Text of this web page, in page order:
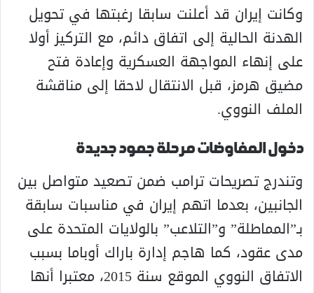
وكانت إيران قد أعلنت سابقا رغبتها في تحويل
الهدنة الحالية إلى اتفاق دائم، مع التركيز أولا
على إنهاء المواجهة العسكرية وإعادة فتح
مضيق هرمز، قبل الانتقال لاحقا إلى مناقشة
الملف النووي.
دخول المفاوضات مرحلة جمود جديدة
وتندرج تصريحات ترامب ضمن تصعيد متواصل بين
الجانبين، بعدما اتهم إيران في مناسبات سابقة
بـ”المماطلة” و”التلاعب” بالولايات المتحدة على
مدى عقود، كما هاجم إدارة باراك أوباما بسبب
الاتفاق النووي الموقع سنة 2015، معتبرا أنها